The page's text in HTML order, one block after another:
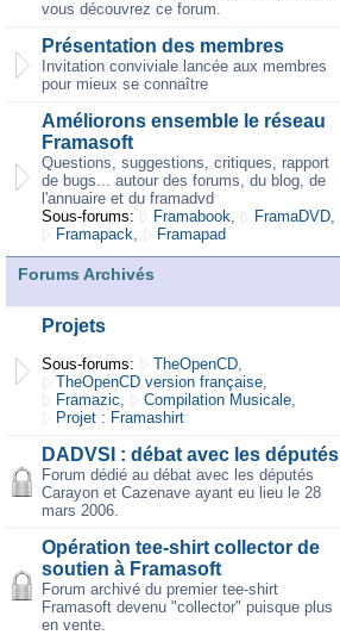
vous découvrez ce forum.
Présentation des membres
Invitation conviviale lancée aux membres
pour mieux se connaître
Améliorons ensemble le réseau
Framasoft
Questions, suggestions, critiques, rapport
de bugs... autour des forums, du blog, de
l'annuaire et du framadvd
Sous-forums:
Framabook, FramaDVD,
Framapack, Framapad
Forums Archivés
Projets
Sous-forums: TheOpenCD,
TheOpenCD version française,
Framazic, Compilation Musicale,
Projet : Framashirt
DADVSI : débat avec les députés
Forum dédié au débat avec les députés
Carayon et Cazenave ayant eu lieu le 28
mars 2006.
Opération tee-shirt collector de
soutien à Framasoft
Forum archivé du premier tee-shirt
Framasoft devenu "collector" puisque plus
en vente.